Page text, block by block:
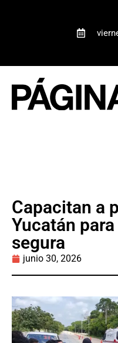
Capacitan a
Yucatán
segura
junio 30, 2026